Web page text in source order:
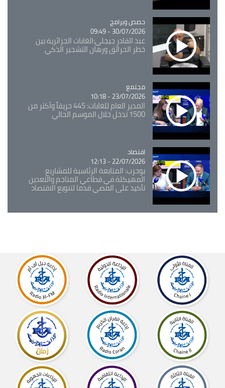
Catégorie
حصص وبرامج
30/07/2026 - 09:49
عبد القادر جيجلي:الغابات الجزائرية بين
خطر الحرائق ورهان التشجير الذكي
Catégorie
مجتمع
23/07/2026 - 10:18
المدير العام للغابات: 445 حريقاً وأكثر من
1500 تدخل خلال الموسم الحالي
Catégorie
اقتصاد
22/07/2026 - 12:13
بوحرب: المتابعة الرئاسية للمشاريع
المهيكلة في قطاعي المناجم والتعدين
تأكيد على المضي قدما لتنويع الاقتصاد